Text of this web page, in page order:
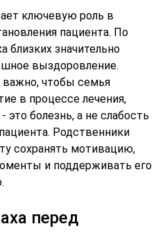
ключевую роль в
пациента. По
значительно
выздоровление.
важно, чтобы семья
в процессе лечения,
это болезнь, а не слабость
Родственники
сохранять мотивацию,
и поддерживать его
перед